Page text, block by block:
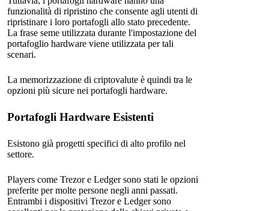
funzionalità di ripristino che consente agli utenti di
ripristinare i loro portafogli allo stato precedente.
La frase seme utilizzata durante l'impostazione del
portafoglio hardware viene utilizzata per tali
scenari.
La memorizzazione di criptovalute è quindi tra le
opzioni più sicure nei portafogli hardware.
Portafogli Hardware Esistenti
Esistono già progetti specifici di alto profilo nel
settore.
Players come Trezor e Ledger sono stati le opzioni
preferite per molte persone negli anni passati.
Entrambi i dispositivi Trezor e Ledger sono